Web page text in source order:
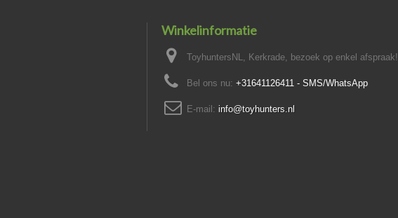
Winkelinformatie
ToyhuntersNL, Kerkrade, bezoek op enkel afspraak!
Bel ons nu: +31641126411 - SMS/WhatsApp
E-mail: info@toyhunters.nl